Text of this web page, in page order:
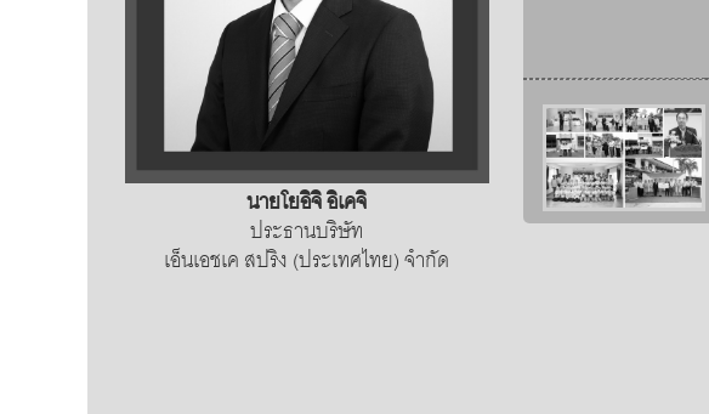
นายโยอิจิ อิเคจิ
ประธานบริษัท
เอ็น​เอช​เค สปริง (ประเทศ​ไทย) จำกัด